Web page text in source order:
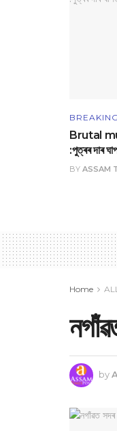
Brutal
:পুত্ৰৰ দাৰ
BY ASSAM
Home
by